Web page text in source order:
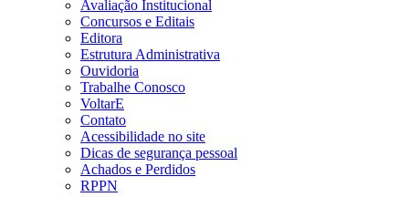
Avaliação Institucional
Concursos e Editais
Editora
Estrutura Administrativa
Ouvidoria
Trabalhe Conosco
VoltarE
Contato
Acessibilidade no site
Dicas de segurança pessoal
Achados e Perdidos
RPPN